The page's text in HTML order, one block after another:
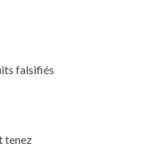
falsifiés
tenez